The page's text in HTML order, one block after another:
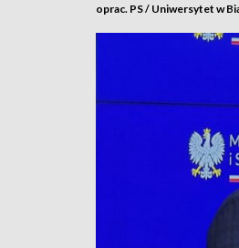
oprac. PS / Uniwersytet w